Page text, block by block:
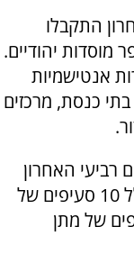
התקבלו
מוסדות יהודיים.
אנטישמיות
כנסת, מרכזים
האחרון
בביתו בניומרקט. כתב האישום נגדו כולל 10 סעיפים של
סעיפים נוספים של מתן